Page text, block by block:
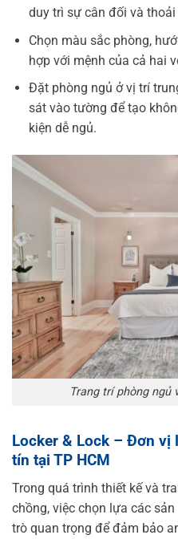
duy trì sự cân đối và thoải
Chọn màu sắc phòng,
hợp với mệnh của cả hai
Đặt phòng ngủ ở vị trí
sát vào tường để tạo
kiện dễ ngủ.
Trang trí phòng ngủ
Locker & Lock – Đơn vị
tín tại TP HCM
Trong quá trình thiết kế và
chồng, việc chọn lựa các
trò quan trọng để đảm bảo